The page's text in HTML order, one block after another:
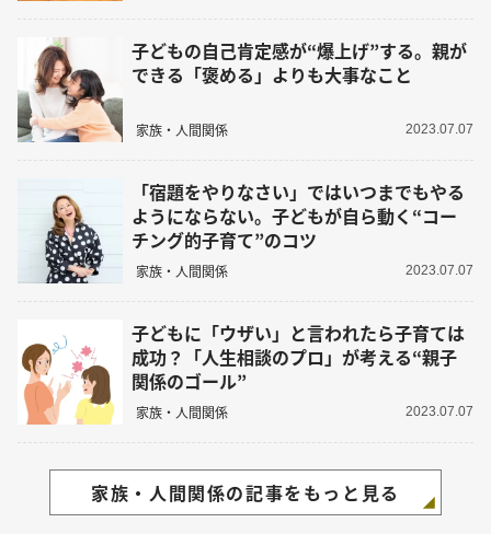
子どもの自己肯定感が“爆上げ”する。親が
できる「褒める」よりも大事なこと
家族・人間関係 2023.07.07
「宿題をやりなさい」ではいつまでもやる
ようにならない。子どもが自ら動く“コー
チング的子育て”のコツ
家族・人間関係 2023.07.07
子どもに「ウザい」と言われたら子育ては
成功？「人生相談のプロ」が考える“親子
関係のゴール”
家族・人間関係 2023.07.07
家族・人間関係の記事をもっと見る